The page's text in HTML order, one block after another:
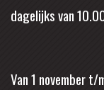
dagelijks van
Van 1 november t/